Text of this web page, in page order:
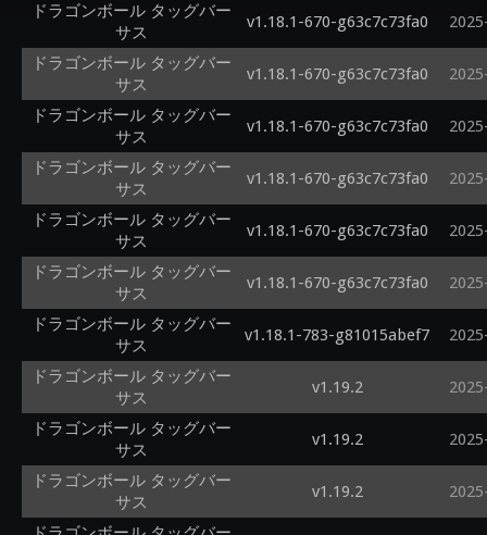
ドラゴンボール タッグバー
サス
v1.18.1-670-g63c7c73fa0
ドラゴンボール タッグバー
サス
v1.18.1-670-g63c7c73fa0
ドラゴンボール タッグバー
サス
v1.18.1-670-g63c7c73fa0
ドラゴンボール タッグバー
サス
v1.18.1-670-g63c7c73fa0
ドラゴンボール タッグバー
サス
v1.18.1-670-g63c7c73fa0
ドラゴンボール タッグバー
サス
v1.18.1-670-g63c7c73fa0
ドラゴンボール タッグバー
サス
v1.18.1-783-g81015abef7
ドラゴンボール タッグバー
サス
v1.19.2
ドラゴンボール タッグバー
サス
v1.19.2
ドラゴンボール タッグバー
サス
v1.19.2